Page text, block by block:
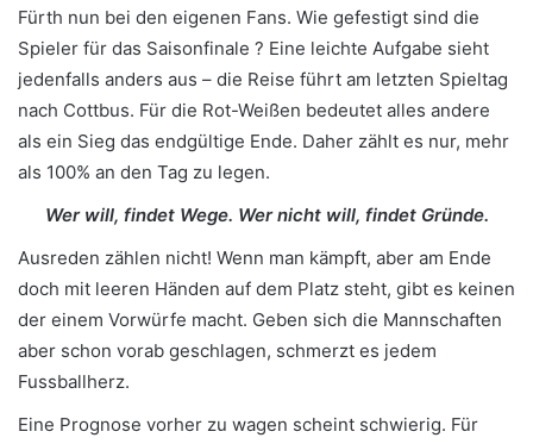
Fürth nun bei den eigenen Fans. Wie gefestigt sind die
Spieler für das Saisonfinale ? Eine leichte Aufgabe sieht
jedenfalls anders aus – die Reise führt am letzten Spieltag
nach Cottbus. Für die Rot-Weißen bedeutet alles andere
als ein Sieg das endgültige Ende. Daher zählt es nur, mehr
als 100% an den Tag zu legen.
Wer will, findet Wege. Wer nicht will, findet Gründe.
Ausreden zählen nicht! Wenn man kämpft, aber am Ende
doch mit leeren Händen auf dem Platz steht, gibt es keinen
der einem Vorwürfe macht. Geben sich die Mannschaften
aber schon vorab geschlagen, schmerzt es jedem
Fussballherz.
Eine Prognose vorher zu wagen scheint schwierig. Für